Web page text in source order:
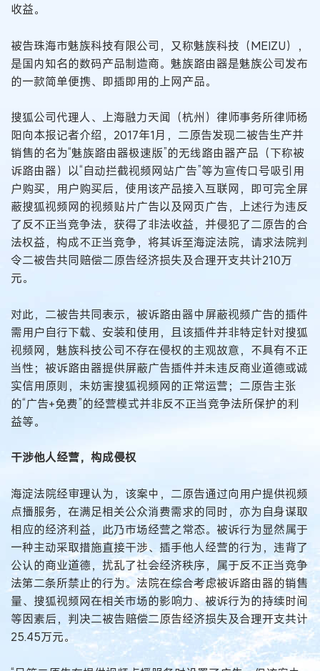
收益。
被告珠海市魅族科技有限公司，又称魅族科技（MEIZU），
是国内知名的数码产品制造商。魅族路由器是魅族公司发布
的一款简单便携、即插即用的上网产品。
搜狐公司代理人、上海融力天闻（杭州）律师事务所律师杨
阳向本报记者介绍，2017年1月，二原告发现二被告生产并
销售的名为“魅族路由器极速版”的无线路由器产品（下称被
诉路由器）以“自动拦截视频网站广告”等为宣传口号吸引用
户购买，用户购买后，使用该产品接入互联网，即可完全屏
蔽搜狐视频网的视频贴片广告以及网页广告，上述行为违反
了反不正当竞争法，获得了非法收益，并侵犯了二原告的合
法权益，构成不正当竞争，将其诉至海淀法院，请求法院判
令二被告共同赔偿二原告经济损失及合理开支共计210万
元。
对此，二被告共同表示，被诉路由器中屏蔽视频广告的插件
需用户自行下载、安装和使用，且该插件并非特定针对搜狐
视频网，魅族科技公司不存在侵权的主观故意，不具有不正
当性；被诉路由器提供屏蔽广告插件并未违反商业道德或诚
实信用原则，未妨害搜狐视频网的正常运营；二原告主张
的“广告+免费”的经营模式并非反不正当竞争法所保护的利
益等。
干涉他人经营，构成侵权
海淀法院经审理认为，该案中，二原告通过向用户提供视频
点播服务，在满足相关公众消费需求的同时，亦为自身谋取
相应的经济利益，此乃市场经营之常态。被诉行为显然属于
一种主动采取措施直接干涉、插手他人经营的行为，违背了
公认的商业道德，扰乱了社会经济秩序，属于反不正当竞争
法第二条所禁止的行为。法院在综合考虑被诉路由器的销售
量、搜狐视频网在相关市场的影响力、被诉行为的持续时间
等因素后，判决二被告赔偿二原告经济损失及合理开支共计
25.45万元。